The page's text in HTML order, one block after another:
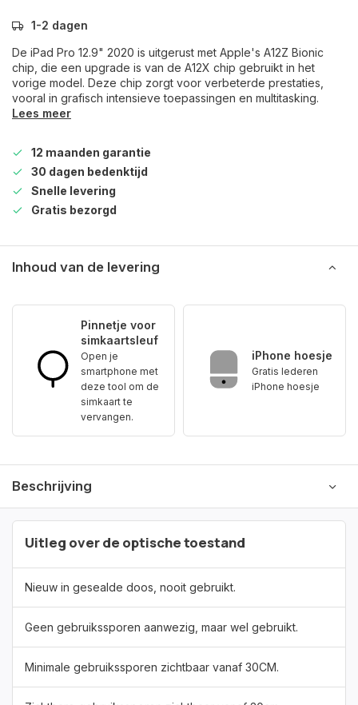
1-2 dagen
De iPad Pro 12.9" 2020 is uitgerust met Apple's A12Z Bionic
chip, die een upgrade is van de A12X chip gebruikt in het
vorige model. Deze chip zorgt voor verbeterde prestaties,
vooral in grafisch intensieve toepassingen en multitasking.
Lees meer
12 maanden garantie
30 dagen bedenktijd
Snelle levering
Gratis bezorgd
Inhoud van de levering
Pinnetje voor
simkaartsleuf
Open je
smartphone met
deze tool om de
simkaart te
vervangen.
iPhone hoesje
Gratis lederen
iPhone hoesje
Beschrijving
Uitleg over de optische toestand
Nieuw in gesealde doos, nooit gebruikt.
Geen gebruikssporen aanwezig, maar wel gebruikt.
Minimale gebruikssporen zichtbaar vanaf 30CM.